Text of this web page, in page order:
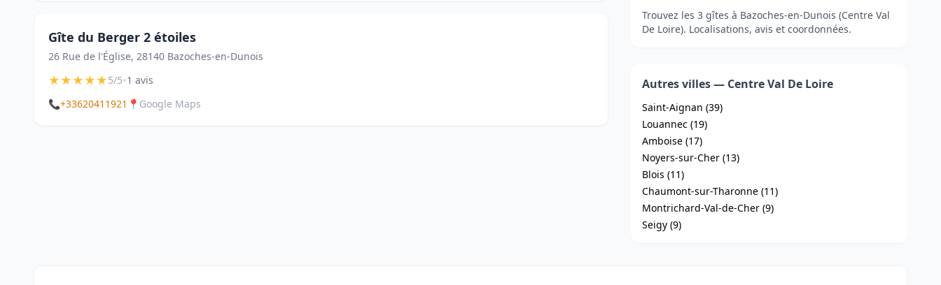
Gîte du Berger 2 étoiles
26 Rue de l'Église, 28140 Bazoches-en-Dunois
★★★★★5/5•1 avis
📞+33620411921 📍 Google Maps
Trouvez les 3 gîtes à Bazoches-en-Dunois (Centre Val
De Loire). Localisations, avis et coordonnées.
Autres villes — Centre Val De Loire
Saint-Aignan (39)
Louannec (19)
Amboise (17)
Noyers-sur-Cher (13)
Blois (11)
Chaumont-sur-Tharonne (11)
Montrichard-Val-de-Cher (9)
Seigy (9)